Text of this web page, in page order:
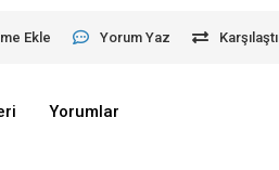
Ekle Yorum Yaz
Yorumlar